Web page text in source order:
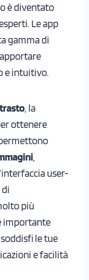
è diventato
Le app
gamma di
e intuitivo.
, la
ottenere
user-
più
importante
le tue
e facilità